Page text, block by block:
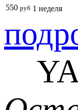
550 руб 1 неделя